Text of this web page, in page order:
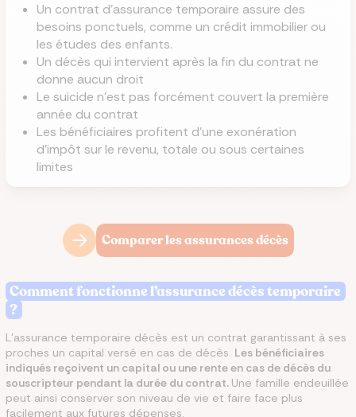
Un contrat d’assurance temporaire assure des
besoins ponctuels, comme un crédit immobilier ou
les études des enfants.
Un décès qui intervient après la fin du contrat ne
donne aucun droit
Le suicide n’est pas forcément couvert la première
année du contrat
Les bénéficiaires profitent d’une exonération
d’impôt sur le revenu, totale ou sous certaines
limites
Comparer les assurances décès
Comment fonctionne l’assurance décès temporaire
?
L’assurance temporaire décès est un contrat garantissant à ses
proches un capital versé en cas de décès. Les bénéficiaires
indiqués reçoivent un capital ou une rente en cas de décès du
souscripteur pendant la durée du contrat. Une famille endeuillée
peut ainsi conserver son niveau de vie et faire face plus
facilement aux futures dépenses.